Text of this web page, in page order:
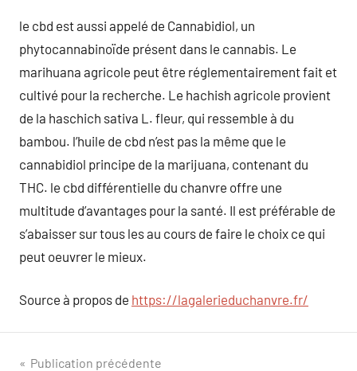
le cbd est aussi appelé de Cannabidiol, un
phytocannabinoïde présent dans le cannabis. Le
marihuana agricole peut être réglementairement fait et
cultivé pour la recherche. Le hachish agricole provient
de la haschich sativa L. fleur, qui ressemble à du
bambou. l’huile de cbd n’est pas la même que le
cannabidiol principe de la marijuana, contenant du
THC. le cbd différentielle du chanvre offre une
multitude d’avantages pour la santé. Il est préférable de
s’abaisser sur tous les au cours de faire le choix ce qui
peut oeuvrer le mieux.
Source à propos de https://lagalerieduchanvre.fr/
Publication précédente